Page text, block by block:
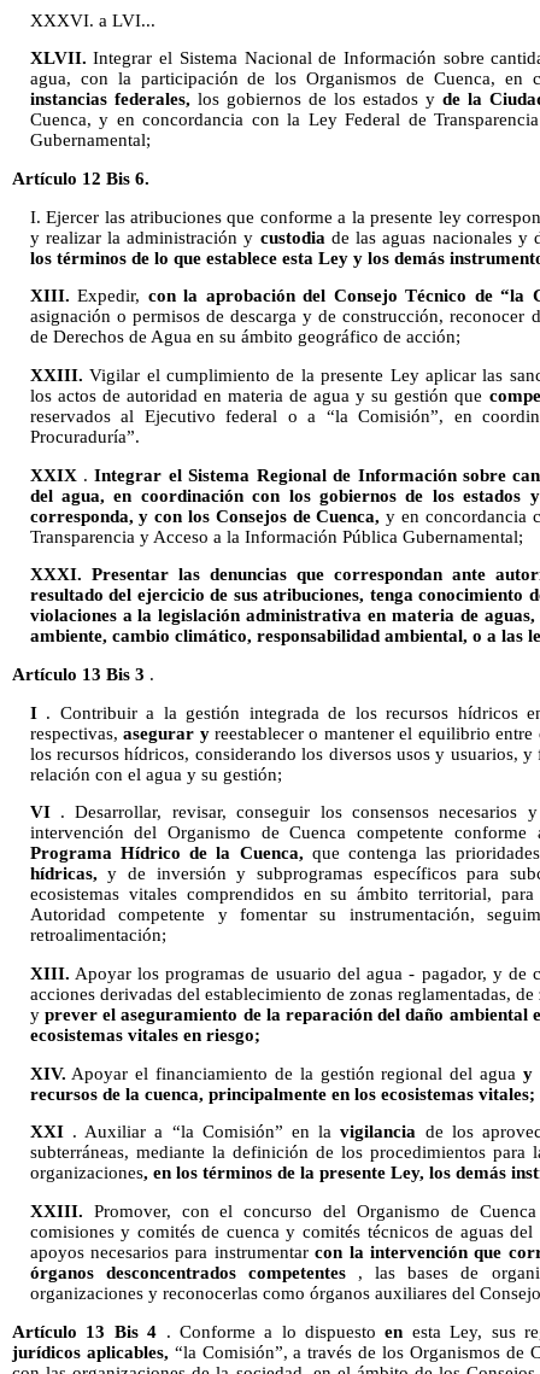
XXXVI. a LVI...
XLVII.Integrar el Sistema Nacional de Información sobre
agua, con la participación de los Organismos de Cuenca, en
instancias federales, los gobiernos de los estados yde la
Cuenca, y en concordancia con la Ley Federal de
Gubernamental;
Artículo 12 Bis 6.
I. Ejercer las atribuciones que conforme a la presente ley
y realizar la administración y custodia de las aguas nacionales y
los términos de lo que establece esta Ley y los demás
XIII.Expedir, con la aprobación del Consejo Técnico de “la
asignación o permisos de descarga y de construcción, reconocer
de Derechos de Agua en su ámbito geográfico de acción;
XXIII.Vigilar el cumplimiento de la presente Ley aplicar las
los actos de autoridad en materia de agua y su gestión que
reservados al Ejecutivo federal o a “la Comisión”, en
Procuraduría”.
XXIX .Integrar el Sistema Regional de Información sobre
del agua, en coordinación con los gobiernos de los estados
corresponda, y con los Consejos de Cuenca,y en concordancia
Transparencia y Acceso a la Información Pública Gubernamental;
XXXI. Presentar las denuncias que correspondan ante
resultado del ejercicio de sus atribuciones, tenga conocimiento
violaciones a la legislación administrativa en materia de
ambiente, cambio climático, responsabilidad ambiental, o a las
Artículo 13 Bis 3 .
I. Contribuir a la gestión integrada de los recursos hídricos
respectivas,asegurar yreestablecer o mantener el equilibrio
los recursos hídricos, considerando los diversos usos y usuarios,
relación con el agua y su gestión;
VI. Desarrollar, revisar, conseguir los consensos necesarios
intervención del Organismo de Cuenca competente
Programa Hídrico de la Cuenca, que contenga las
hídricas,y de inversión y subprogramas específicos para
ecosistemas vitales comprendidos en su ámbito territorial,
Autoridad competente y fomentar su instrumentación,
retroalimentación;
XIII. Apoyar los programas de usuario del agua - pagador, y de
acciones derivadas del establecimiento de zonas reglamentadas,
y prever el aseguramiento de la reparación del daño ambiental
ecosistemas vitales en riesgo;
XIV. Apoyar el financiamiento de la gestión regional del agua y
recursos de la cuenca, principalmente en los ecosistemas vitales;
XXI. Auxiliar a “la Comisión” en lavigilancia de los
subterráneas, mediante la definición de los procedimientos
organizaciones, en los términos de la presente Ley, los demás
XXIII. Promover, con el concurso del Organismo de
comisiones y comités de cuenca y comités técnicos de aguas
apoyos necesarios para instrumentarcon la intervención que
órganos desconcentrados competentes, las bases de
organizaciones y reconocerlas como órganos auxiliares del
Artículo 13 Bis 4 . Conforme a lo dispuestoen esta Ley, sus
jurídicos aplicables, “la Comisión”, a través de los Organismos de